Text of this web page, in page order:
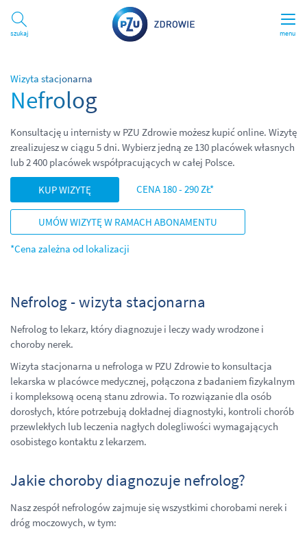
menu
Szukaj
Wizyta stacjonarna
Nefrolog
Konsultację u internisty w PZU Zdrowie możesz kupić online. Wizytę
zrealizujesz w ciągu 5 dni. Wybierz jedną ze 130 placówek własnych
lub 2 400 placówek współpracujących w całej Polsce.
KUP WIZYTĘ CENA 180 - 290 ZŁ*
UMÓW WIZYTĘ W RAMACH ABONAMENTU
*Cena zależna od lokalizacji
Nefrolog - wizyta stacjonarna
Nefrolog to lekarz, który diagnozuje i leczy wady wrodzone i
choroby nerek.
Wizyta stacjonarna u nefrologa w PZU Zdrowie to konsultacja
lekarska w placówce medycznej, połączona z badaniem fizykalnym
i kompleksową oceną stanu zdrowia. To rozwiązanie dla osób
dorosłych, które potrzebują dokładnej diagnostyki, kontroli chorób
przewlekłych lub leczenia nagłych dolegliwości wymagających
osobistego kontaktu z lekarzem.
Jakie choroby diagnozuje nefrolog?
Nasz zespół nefrologów zajmuje się wszystkimi chorobami nerek i
dróg moczowych, w tym: